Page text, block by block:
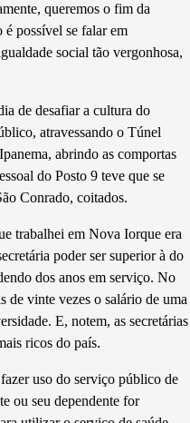
queremos o fim da
possível se falar em
social tão vergonhosa,
de desafiar a cultura do
atravessando o Túnel
abrindo as comportas
do Posto 9 teve que se
Conrado, coitados.
trabalhei em Nova Iorque era
poder ser superior à do
dos anos em serviço. No
de vinte vezes o salário de uma
E, notem, as secretárias
ricos do país.
uso do serviço público de
ou seu dependente for